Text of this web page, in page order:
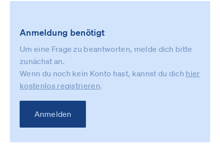
Anmeldung benötigt
Um eine Frage zu beantworten, melde dich bitte
zunächst an.
Wenn du noch kein Konto hast, kannst du dich hier
kostenlos registrieren.
Anmelden